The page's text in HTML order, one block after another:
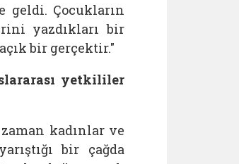
geldi. Çocukların
yazdıkları bir
bir gerçektir."
yetkililer
kadınlar ve
bir çağda